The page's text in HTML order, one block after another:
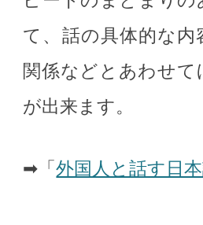
て、話の具体的な内
関係などとあわせて
が出来ます。
➡「外国人と話す日